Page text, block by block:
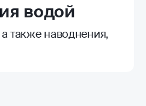
водой
также наводнения,